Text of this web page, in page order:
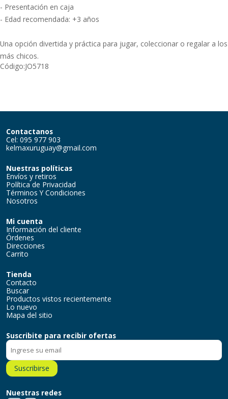
- Presentación en caja
- Edad recomendada: +3 años
Una opción divertida y práctica para jugar, coleccionar o regalar a los
más chicos.
Código:JO5718
Contactanos
Cel: 095 977 903
kelmaxuruguay@gmail.com
Nuestras políticas
Envíos y retiros
Política de Privacidad
Términos Y Condiciones
Nosotros
Mi cuenta
Información del cliente
Órdenes
Direcciones
Carrito
Tienda
Contacto
Buscar
Productos vistos recientemente
Lo nuevo
Mapa del sitio
Suscribite para recibir ofertas
Suscribirse
Nuestras redes